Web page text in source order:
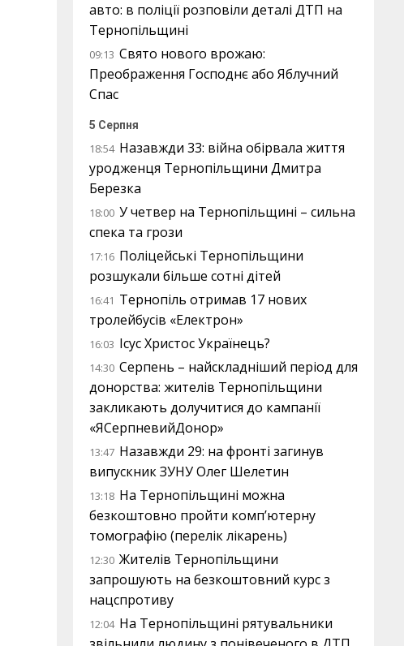
авто: в поліції розповіли деталі ДТП на
Тернопільщині
09:13 Свято нового врожаю:
Преображення Господнє або Яблучний
Спас
5 Серпня
18:54 Назавжди 33: війна обірвала життя
уродженця Тернопільщини Дмитра
Березка
18:00 У четвер на Тернопільщині – сильна
спека та грози
17:16 Поліцейські Тернопільщини
розшукали більше сотні дітей
16:41 Тернопіль отримав 17 нових
тролейбусів «Електрон»
16:03 Ісус Христос Українець?
14:30 Серпень – найскладніший період для
донорства: жителів Тернопільщини
закликають долучитися до кампанії
«ЯСерпневийДонор»
13:47 Назавжди 29: на фронті загинув
випускник ЗУНУ Олег Шелетин
13:18 На Тернопільщині можна
безкоштовно пройти комп’ютерну
томографію (перелік лікарень)
12:30 Жителів Тернопільщини
запрошують на безкоштовний курс з
нацспротиву
12:04 На Тернопільщині рятувальники